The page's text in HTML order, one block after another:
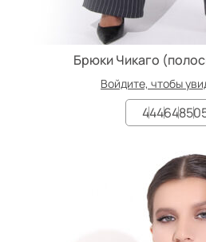
Брюки Чикаго
Войдите, чтобы
44464850